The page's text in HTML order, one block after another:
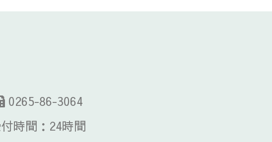
0265-86-3064
時間：24時間